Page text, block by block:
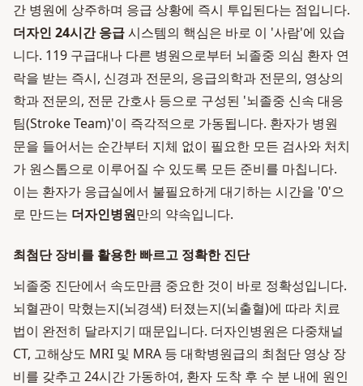
간 병원에 상주하며 응급 상황에 즉시 투입된다는 점입니다.
더자인 24시간 응급시스템의 핵심은 바로 이 '사람'에 있습
니다. 119 구급대나 다른 병원으로부터 뇌졸중 의심 환자 연
락을 받는 즉시, 신경과 전문의, 응급의학과 전문의, 영상의
학과 전문의, 전문 간호사 등으로 구성된 '뇌졸중 신속 대응
팀(Stroke Team)'이 즉각적으로 가동됩니다. 환자가 병원
문을 들어서는 순간부터 지체 없이 필요한 모든 검사와 처치
가 원스톱으로 이루어질 수 있도록 모든 준비를 마칩니다.
이는 환자가 응급실에서 불필요하게 대기하는 시간을 '0'으
로 만드는 더자인병원만의 약속입니다.
최첨단 장비를 활용한 빠르고 정확한 진단
뇌졸중 진단에서 속도만큼 중요한 것이 바로 정확성입니다.
뇌혈관이 막혔는지(뇌경색) 터졌는지(뇌출혈)에 따라 치료
법이 완전히 달라지기 때문입니다. 더자인병원은 다중채널
CT, 고해상도 MRI 및 MRA 등 대학병원급의 최첨단 영상 장
비를 갖추고 24시간 가동하여, 환자 도착 후 수 분 내에 원인